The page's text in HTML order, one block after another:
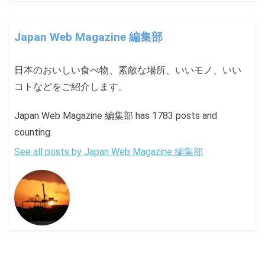
Japan Web Magazine 編集部
日本のおいしい食べ物、素敵な場所、いいモノ、いい
コトなどをご紹介します。
Japan Web Magazine 編集部 has 1783 posts and
counting.
See all posts by Japan Web Magazine 編集部